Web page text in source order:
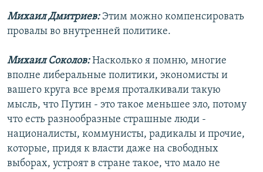
Михаил Дмитриев:Этим можно компенсировать
провалы во внутренней политике.
Михаил Соколов:Насколько я помню, многие
вполне либеральные политики, экономисты и
вашего круга все время проталкивали такую
мысль, что Путин - это такое меньшее зло, потому
что есть разнообразные страшные люди -
националисты, коммунисты, радикалы и прочие,
которые, придя к власти даже на свободных
выборах, устроят в стране такое, что мало не